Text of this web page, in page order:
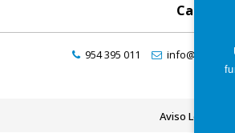
Catálogo
954 395 011
Aviso Legal